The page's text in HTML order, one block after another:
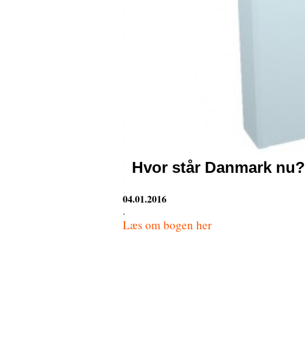
Hvor står Danmark nu?
04.01.2016
.
Læs om bogen her